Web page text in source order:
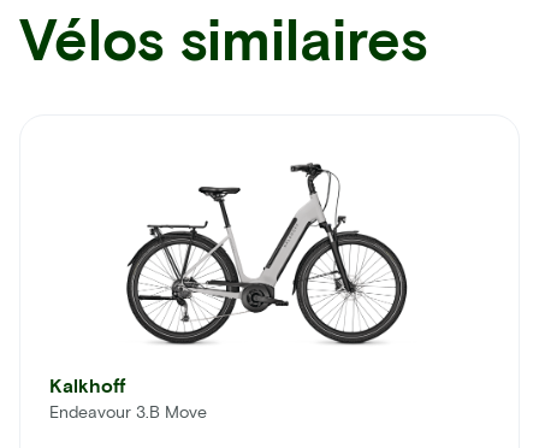
Vélos similaires
Kalkhoff
Endeavour 3.B Move